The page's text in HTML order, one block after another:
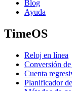
Blog
Ayuda
TimeOS
Reloj en línea
Conversión
Cuenta
Planificador